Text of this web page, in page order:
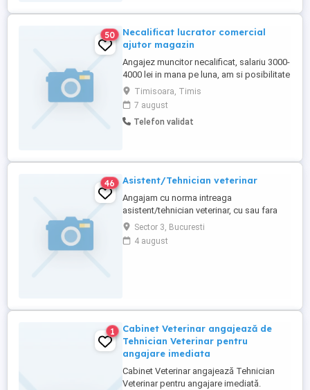
50
Necalificat lucrator comercial
ajutor magazin
Angajez muncitor necalificat, salariu 3000-
4000 lei in mana pe luna, am si posibilitate
de cazare pentru cei care nu sunt din
timisoara, caut un baiat harnic cu bun simt
fara figuri. Mai multe detalii la telefon
Timisoara, Timis
7 august
Telefon validat
46 Asistent/Tehnician veterinar
Angajam cu norma intreaga
asistent/tehnician veterinar, cu sau fara
experienta. Salariu negociabil, in functie
de performante. Candidatul ideal: iubitor
de animale, rezistent la stres, cu dorinta
Sector 3, Bucuresti
4 august
1
Cabinet Veterinar angajează de
Tehnician Veterinar pentru
angajare imediata
Cabinet Veterinar angajează Tehnician
Veterinar pentru angajare imediată.